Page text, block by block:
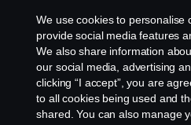
n
e
w
t
a
b
n
e
w
t
a
b
Available
Career
Contact
About
We use cookies to personalise
provide social media features
We also share information
our social media, advertising
clicking “I accept”, you are
to all cookies being used and
shared. You can also manage